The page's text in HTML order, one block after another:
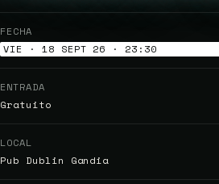
FECHA
VIE · 18 SEPT 26 · 23:30
ENTRADA
Gratuito
LOCAL
Pub Dublin Gandia